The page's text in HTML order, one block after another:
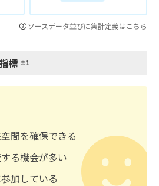
ソースデータ並びに集計定義はこちら
標 ※1
間を確保できる
る機会が多い
加している